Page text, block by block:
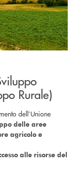
Rurale)
dell’Unione
delle aree
agricolo e
alle risorse del